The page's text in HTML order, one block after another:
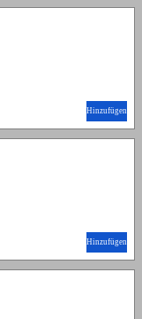
Hinzufügen
Hinzufügen